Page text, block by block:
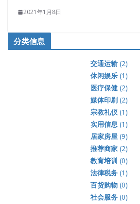
2021年1月8日
分类信息
交通运输(2)
休闲娱乐(1)
医疗保健(2)
媒体印刷(2)
宗教礼仪(1)
实用信息(1)
居家房屋(9)
推荐商家(2)
教育培训 (0)
法律税务(1)
百货购物(0)
社会服务(0)